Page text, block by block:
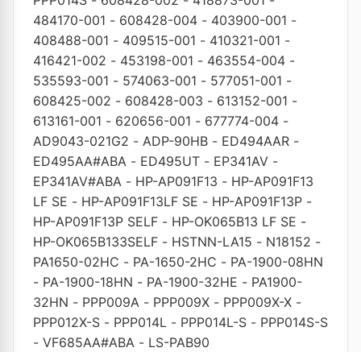
484170-001 - 608428-004 - 403900-001 -
408488-001 - 409515-001 - 410321-001 -
416421-002 - 453198-001 - 463554-004 -
535593-001 - 574063-001 - 577051-001 -
608425-002 - 608428-003 - 613152-001 -
613161-001 - 620656-001 - 677774-004 -
AD9043-021G2 - ADP-90HB - ED494AAR -
ED495AA#ABA - ED495UT - EP341AV -
EP341AV#ABA - HP-AP091F13 - HP-AP091F13
LF SE - HP-AP091F13LF SE - HP-AP091F13P -
HP-AP091F13P SELF - HP-OK065B13 LF SE -
HP-OK065B133SELF - HSTNN-LA15 - N18152 -
PA1650-02HC - PA-1650-2HC - PA-1900-08HN
- PA-1900-18HN - PA-1900-32HE - PA1900-
32HN - PPP009A - PPP009X - PPP009X-X -
PPP012X-S - PPP014L - PPP014L-S - PPP014S-S
- VF685AA#ABA - LS-PAB90